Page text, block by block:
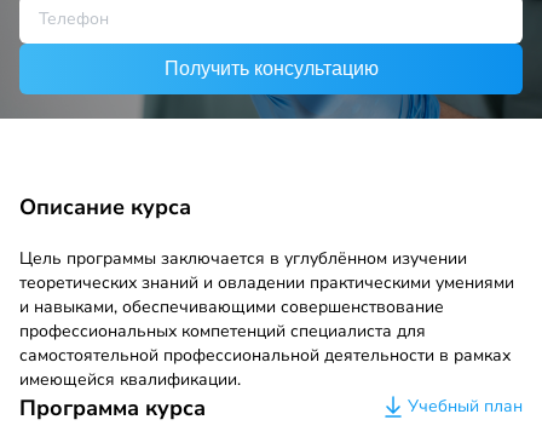
Получить консультацию
Описание курса
Цель программы заключается в углублённом изучении
теоретических знаний и овладении практическими умениями
и навыками, обеспечивающими совершенствование
профессиональных компетенций специалиста для
самостоятельной профессиональной деятельности в рамках
имеющейся квалификации.
Программа курса Учебный план